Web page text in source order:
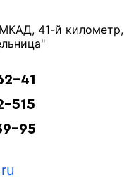
41-й километр,
41
515
95